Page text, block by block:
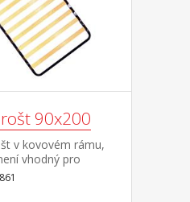
90x200
v kovovém rámu,
vhodný pro
má být použit